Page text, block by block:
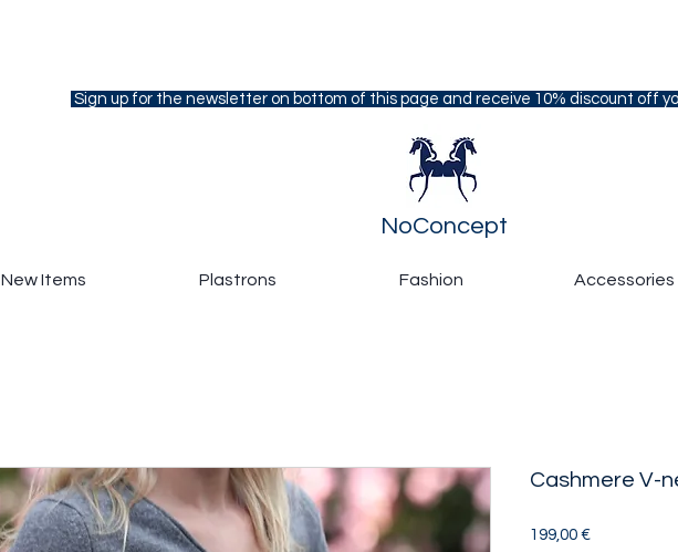
Sign up for the newsletter on bottom of this page and receive 10% discount off
NoConcept
New Items Plastrons Fashion Accessories
Cashmere V-
199,00 €Preis